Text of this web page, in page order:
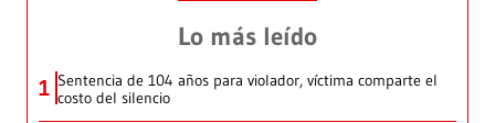
Lo más leído
1 Sentencia de 104 años para violador, víctima comparte el
costo del silencio